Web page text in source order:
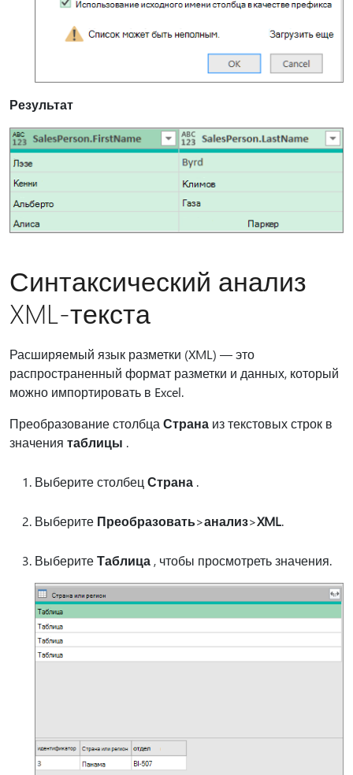
Результат
Синтаксический анализ
XML-текста
Расширяемый язык разметки (XML) — это
распространенный формат разметки и данных, который
можно импортировать в Excel.
Преобразование столбцаСтрана из текстовых строк в
значения таблицы .
Выберите столбецСтрана .
Выберите Преобразовать>анализ>XML.
ВыберитеТаблица, чтобы просмотреть значения.